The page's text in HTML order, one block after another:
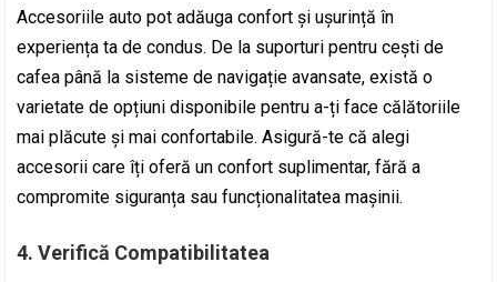
Accesoriile auto pot adăuga confort și ușurință în
experiența ta de condus. De la suporturi pentru cești de
cafea până la sisteme de navigație avansate, există o
varietate de opțiuni disponibile pentru a-ți face călătoriile
mai plăcute și mai confortabile. Asigură-te că alegi
accesorii care îți oferă un confort suplimentar, fără a
compromite siguranța sau funcționalitatea mașinii.
4. Verifică Compatibilitatea